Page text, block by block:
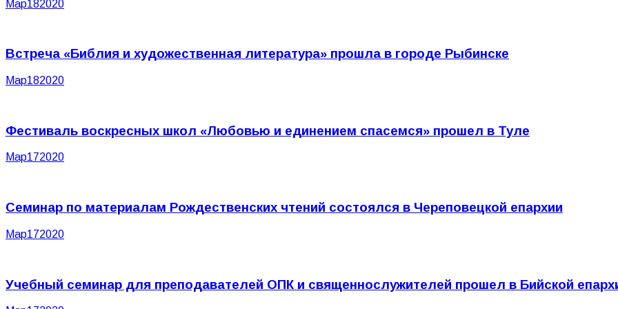
Мар182020
Встреча «Библия и художественная литература» прошла в городе Рыбинске
Мар182020
Фестиваль воскресных школ «Любовью и единением спасемся» прошел в Туле
Мар172020
Семинар по материалам Рождественских чтений состоялся в Череповецкой епархии
Мар172020
Учебный семинар для преподавателей ОПК и священнослужителей прошел в Бийской